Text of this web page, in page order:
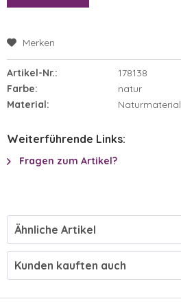
Merken
Artikel-Nr.:
178138
Farbe:
natur
Material:
Naturmaterial
Weiterführende Links:
Fragen zum Artikel?
Ähnliche Artikel
Kunden kauften auch